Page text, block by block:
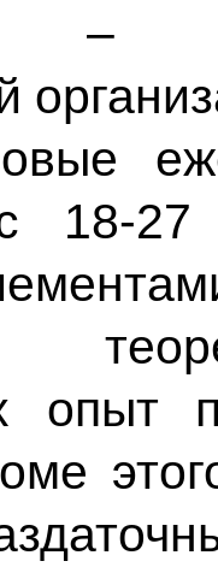
–
18-
опыт